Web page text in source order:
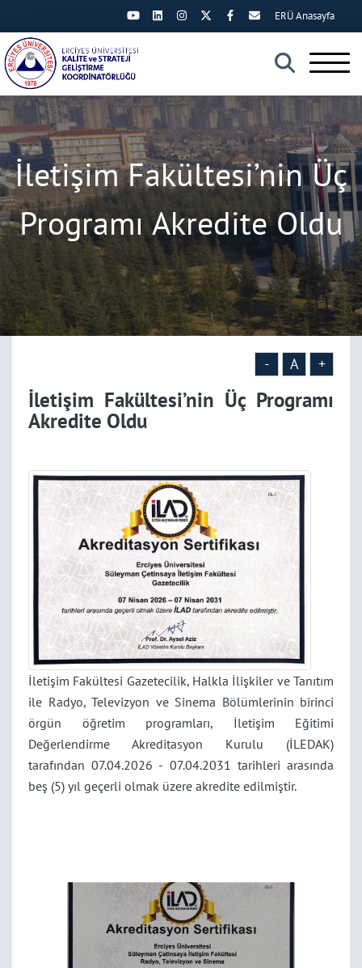
×
ERÜ Anasayfa
İletişim Fakültesi’nin Üç
Programı Akredite Oldu
- A +
İletişim Fakültesi’nin Üç Programı
Akredite Oldu
İletişim Fakültesi Gazetecilik, Halkla İlişkiler ve Tanıtım
ile Radyo, Televizyon ve Sinema Bölümlerinin birinci
örgün öğretim programları, İletişim Eğitimi
Değerlendirme Akreditasyon Kurulu (İLEDAK)
tarafından 07.04.2026 - 07.04.2031 tarihleri arasında
beş (5) yıl geçerli olmak üzere akredite edilmiştir.